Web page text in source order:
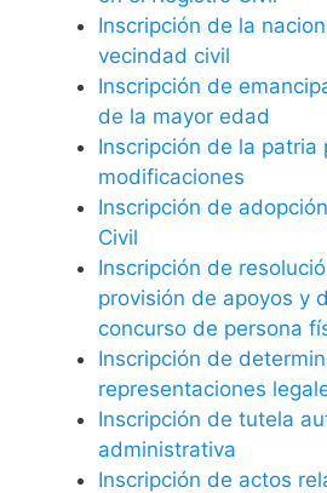
Inscripción de la
vecindad civil
Inscripción de
de la mayor edad
Inscripción de la patria
modificaciones
Inscripción de
Civil
Inscripción de
provisión de apoyos y
concurso de persona
Inscripción de
representaciones
Inscripción de tutela
administrativa
Inscripción de actos